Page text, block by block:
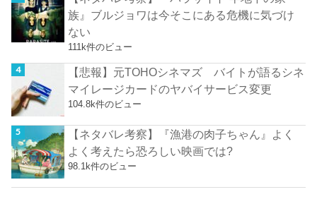
族』ブルジョワは今そこにある危機に気づけ
ない
111k件のビュー
【悲報】元TOHOシネマズ バイトが語るシネ
マイレージカードのヤバイサービス変更
104.8k件のビュー
【ネタバレ考察】『漁港の肉子ちゃん』よく
よく考えたら恐ろしい映画では?
98.1k件のビュー